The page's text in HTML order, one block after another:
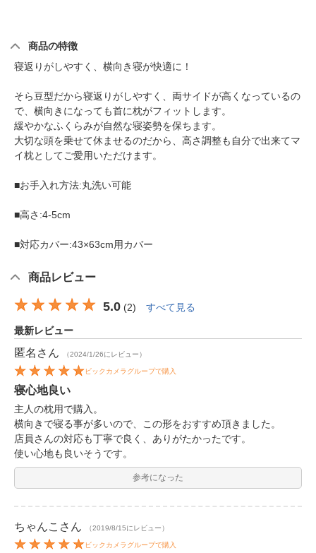
商品の特徴
寝返りがしやすく、横向き寝が快適に！
そら豆型だから寝返りがしやすく、両サイドが高くなっているの
で、横向きになっても首に枕がフィットします。
緩やかなふくらみが自然な寝姿勢を保ちます。
大切な頭を乗せて休ませるのだから、高さ調整も自分で出来てマ
イ枕としてご愛用いただけます。
■お手入れ方法:丸洗い可能
■高さ:4-5cm
■対応カバー:43×63cm用カバー
商品レビュー
5.0 (2) すべて見る
最新レビュー
匿名 さん （2024/1/26にレビュー）
ビックカメラグループで購入
寝心地良い
主人の枕用で購入。
横向きで寝る事が多いので、この形をおすすめ頂きました。
店員さんの対応も丁寧で良く、ありがたかったです。
使い心地も良いそうです。
参考になった
ちゃんこ さん （2019/8/15にレビュー）
ビックカメラグループで購入